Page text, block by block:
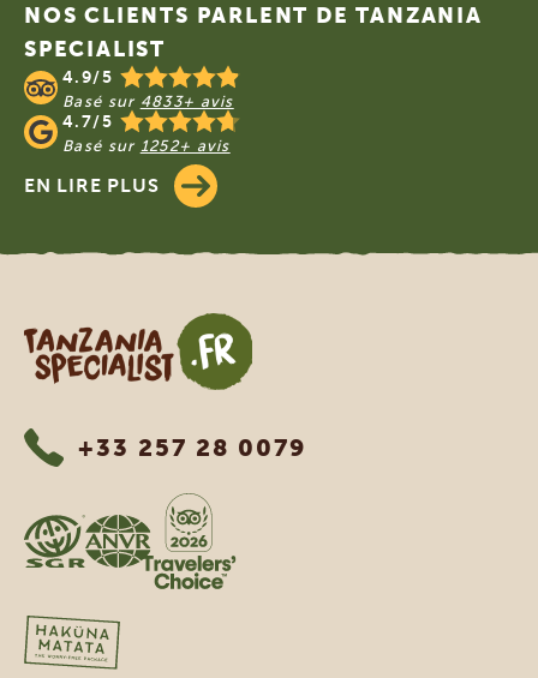
NOS CLIENTS PARLENT DE TANZANIA
SPECIALIST
4.9/5
Basé sur 4833+ avis
4.7/5
Basé sur 1252+ avis
EN LIRE PLUS
Tanzania Specialist
+33 257 28 0079